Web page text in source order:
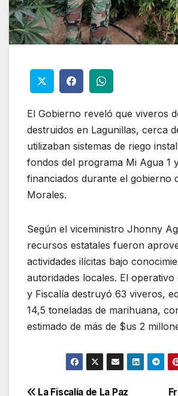
El Gobierno reveló que viveros
destruidos en Lagunillas, cerca
utilizaban sistemas de riego
fondos del programa Mi Agua 1
financiados durante el gobierno
Morales.
Según el viceministro Jhonny
recursos estatales fueron
actividades ilícitas bajo
autoridades locales. El operativo
y Fiscalía destruyó 63 viveros,
14,5 toneladas de marihuana,
estimado de más de $us 2
La Fiscalía de La Paz